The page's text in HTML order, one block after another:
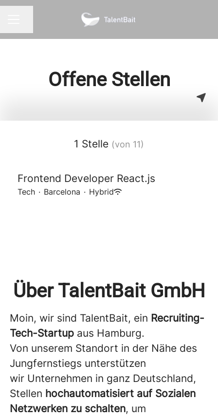
Offene Stellen
1 Stelle (von 11)
Frontend Developer React.js
Tech · Barcelona · Hybrid
Über TalentBait GmbH
Moin, wir sind TalentBait, ein Recruiting-
Tech-Startup aus Hamburg.
Von unserem Standort in der Nähe des
Jungfernstiegs unterstützen
wir Unternehmen in ganz Deutschland,
Stellen hochautomatisiert auf Sozialen
Netzwerken zu schalten, um